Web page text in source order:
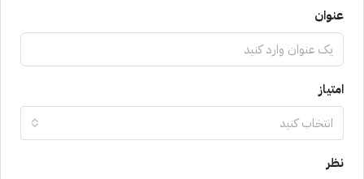
عنوان
امتیاز
انتخاب کنید
نظر